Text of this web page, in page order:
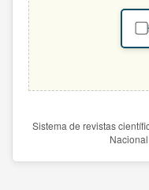
Sistema de revistas